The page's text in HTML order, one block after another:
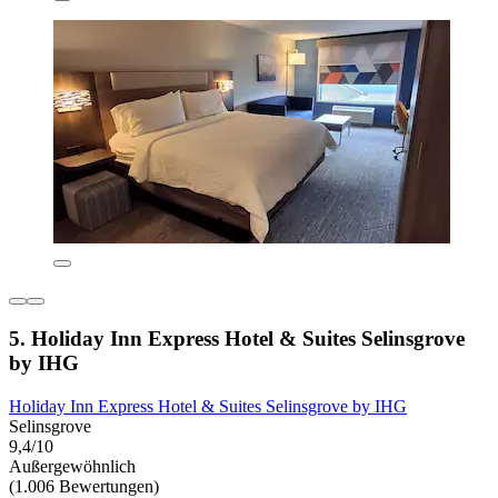
5. Holiday Inn Express Hotel & Suites Selinsgrove
by IHG
Holiday Inn Express Hotel & Suites Selinsgrove by IHG
Selinsgrove
9,4/10
Außergewöhnlich
(1.006 Bewertungen)